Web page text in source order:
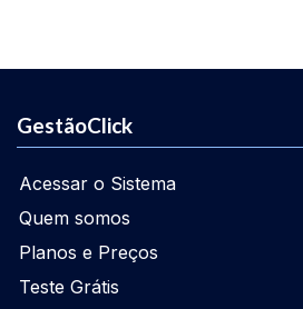
GestãoClick
Acessar o Sistema
Quem somos
Planos e Preços
Teste Grátis